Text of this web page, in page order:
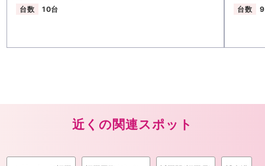
台数
10台
台数
近くの関連スポット